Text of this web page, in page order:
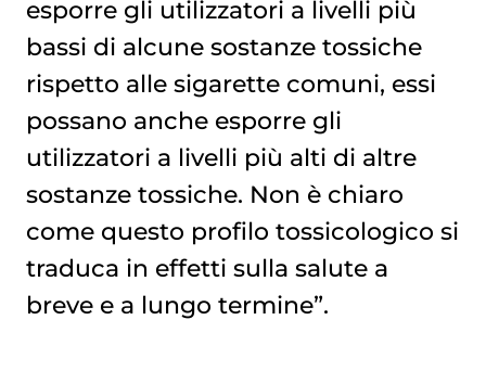
esporre gli utilizzatori a livelli più
bassi di alcune sostanze tossiche
rispetto alle sigarette comuni, essi
possano anche esporre gli
utilizzatori a livelli più alti di altre
sostanze tossiche. Non è chiaro
come questo profilo tossicologico si
traduca in effetti sulla salute a
breve e a lungo termine”.